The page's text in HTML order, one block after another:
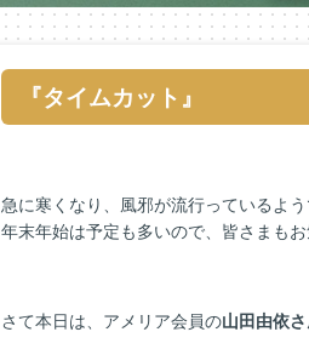
『タイムカット』
急に寒くなり、風邪が流行っているよ
年末年始は予定も多いので、皆さまも
さて本日は、アメリア会員の山田由依